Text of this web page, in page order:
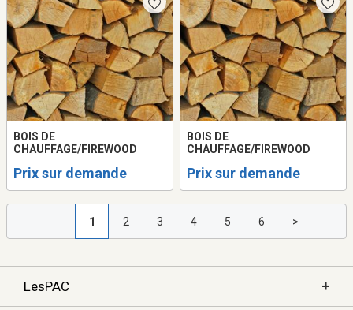
BOIS DE
CHAUFFAGE/FIREWOOD
Prix sur demande
BOIS DE
CHAUFFAGE/FIREWOOD
Prix sur demande
1 2 3 4 5 6 >
LesPAC +